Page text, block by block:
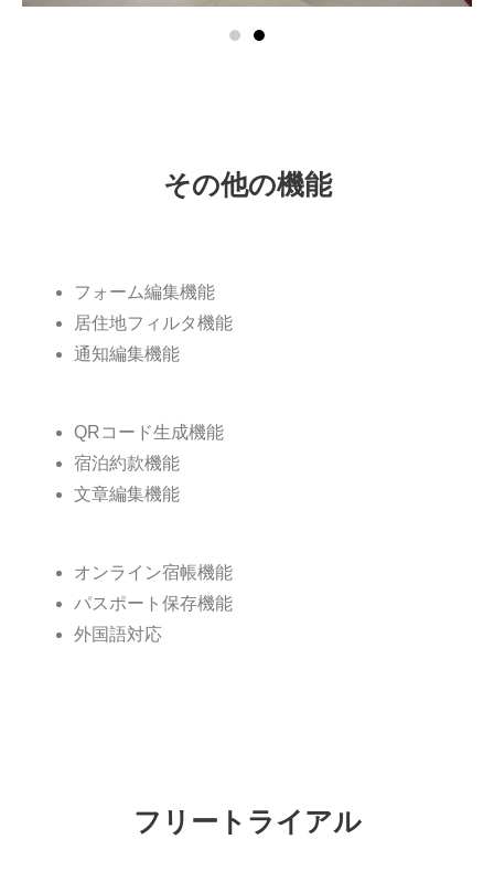
その他の機能​
フォーム編集機能
居住地フィルタ機能
通知編集機能
QRコード生成機能
宿泊約款機能
文章編集機能
オンライン宿帳機能​
パスポート保存機能
外国語対応
フリートライアル